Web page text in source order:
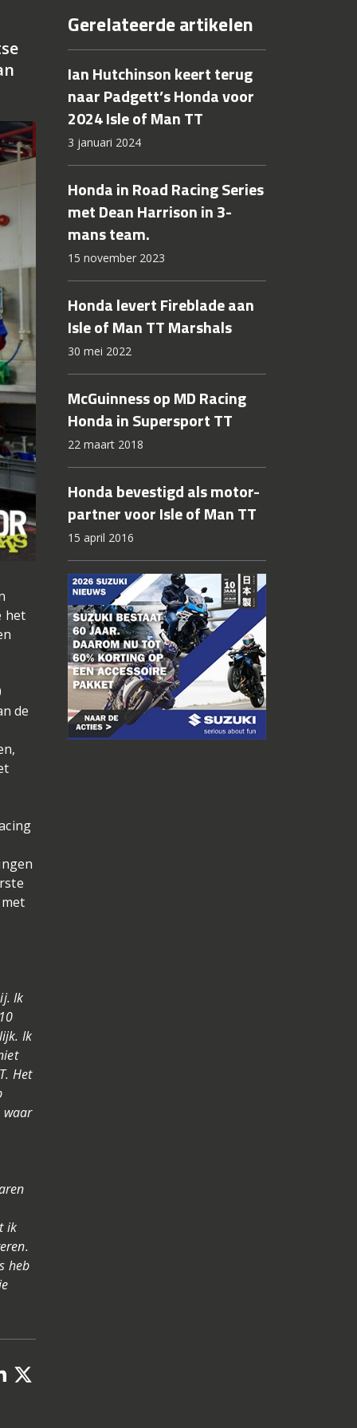
het
de
Ik
Ik
Het
waar
ik
heb
Gerelateerde artikelen
Ian Hutchinson keert terug
naar Padgett’s Honda voor
2024 Isle of Man TT
3 januari 2024
Honda in Road Racing Series
met Dean Harrison in 3-
mans team.
15 november 2023
Honda levert Fireblade aan
Isle of Man TT Marshals
30 mei 2022
McGuinness op MD Racing
Honda in Supersport TT
22 maart 2018
Honda bevestigd als motor-
partner voor Isle of Man TT
15 april 2016